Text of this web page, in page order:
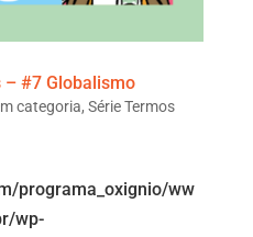
#7 Globalismo
categoria, Série Termos
programa_oxignio/ww
wp-